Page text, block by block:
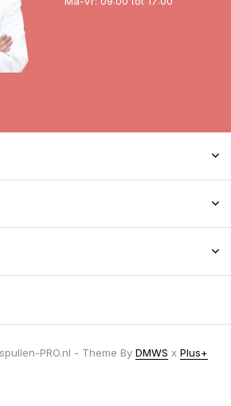
PRO.nl - Theme By DMWS x Plus+